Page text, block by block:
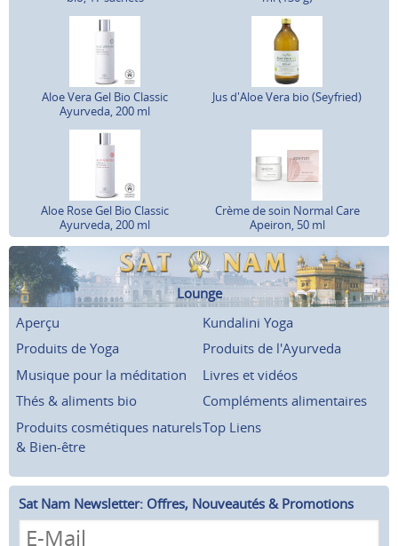
Aloe Vera Gel Bio Classic
Ayurveda, 200 ml
Jus d'Aloe Vera bio (Seyfried)
Aloe Rose Gel Bio Classic
Ayurveda, 200 ml
Crème de soin Normal Care
Apeiron, 50 ml
Lounge
Aperçu
Kundalini Yoga
Produits de Yoga
Produits de l'Ayurveda
Musique pour la méditation
Livres et vidéos
Thés & aliments bio
Compléments alimentaires
Produits cosmétiques naturels
& Bien-être
Top Liens
Sat Nam Newsletter: Offres, Nouveautés & Promotions